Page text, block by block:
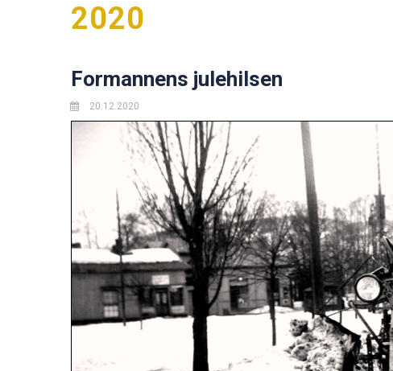
2020
Formannens julehilsen
20.12.2020